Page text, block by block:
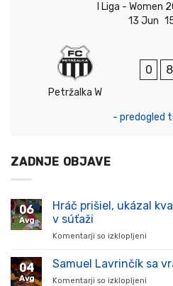
I Liga - Women
13 Jun
Petržalka W
0 8
- predogled
ZADNJE OBJAVE
06
Avg
Hráč prišiel, ukázal
v súťaži
Komentarji so izklopljeni
prišiel,
04
Avg
Samuel Lavrinčík sa
Komentarji so izklopljeni